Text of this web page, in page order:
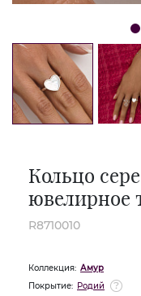
Кольцо
ювелирное
R8710010
Коллекция: Амур
Покрытие: Родий